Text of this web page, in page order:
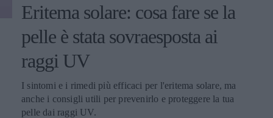
Eritema solare: cosa fare se la
pelle è stata sovraesposta ai
raggi UV
I sintomi e i rimedi più efficaci per l'eritema solare, ma
anche i consigli utili per prevenirlo e proteggere la tua
pelle dai raggi UV.